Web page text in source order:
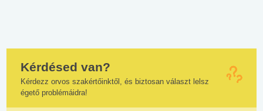
Kérdésed van?
Kérdezz orvos szakértőinktől, és biztosan választ lelsz
égető problémáidra!